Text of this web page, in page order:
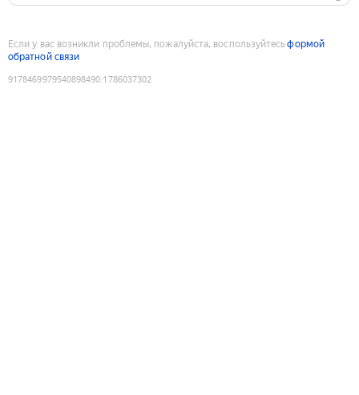
Если у вас возникли проблемы, пожалуйста, воспользуйтесьформой
обратной связи
9178469979540898490:1786037302